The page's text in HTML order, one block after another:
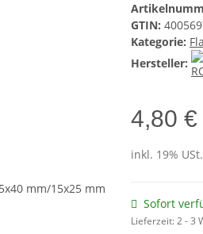
GTIN:
Kategorie:
Hersteller:
4,80 €
inkl. 19%
Sofort
Lieferzeit:2 - 3